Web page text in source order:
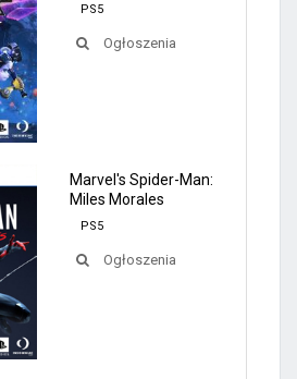
PS5
Ogłoszenia
Marvel's Spider-Man:
Miles Morales
PS5
Ogłoszenia